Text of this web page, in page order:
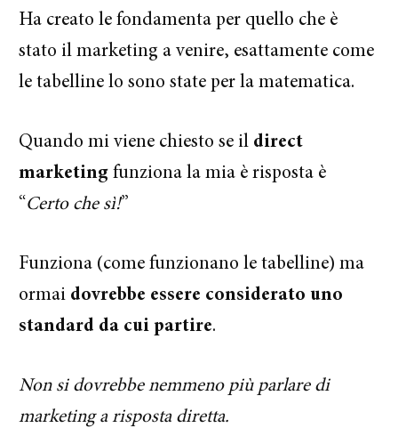
Ha creato le fondamenta per quello che è
stato il marketing a venire, esattamente come
le tabelline lo sono state per la matematica.
Quando mi viene chiesto se il direct
marketing funziona la mia è risposta è
“Certo che sì!”
Funziona (come funzionano le tabelline) ma
ormai dovrebbe essere considerato uno
standard da cui partire.
Non si dovrebbe nemmeno più parlare di
marketing a risposta diretta.